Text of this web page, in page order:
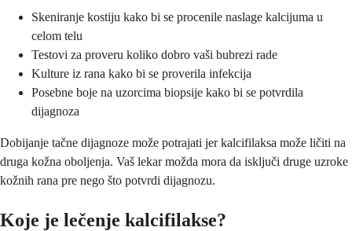
Skeniranje kostiju kako bi se procenile naslage kalcijuma u
celom telu
Testovi za proveru koliko dobro vaši bubrezi rade
Kulture iz rana kako bi se proverila infekcija
Posebne boje na uzorcima biopsije kako bi se potvrdila
dijagnoza
Dobijanje tačne dijagnoze može potrajati jer kalcifilaksa može ličiti na
druga kožna oboljenja. Vaš lekar možda mora da isključi druge uzroke
kožnih rana pre nego što potvrdi dijagnozu.
Koje je lečenje kalcifilakse?